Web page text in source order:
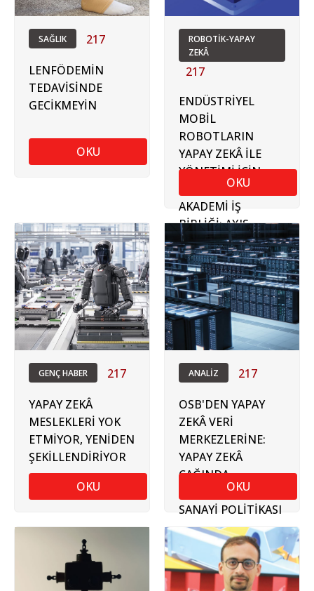
SAĞLIK 217
LENFÖDEMİN
TEDAVİSİNDE
GECİKMEYİN
OKU
ROBOTİK-YAPAY
ZEKÂ
217
ENDÜSTRİYEL
MOBİL
ROBOTLARIN
YAPAY ZEKÂ İLE
YÖNETİMİ İÇİN
SANAYİ VE
AKADEMİ İŞ
BİRLİĞİ: AXIS
PROJESİ
OKU
GENÇ HABER 217
YAPAY ZEKÂ
MESLEKLERİ YOK
ETMİYOR, YENİDEN
ŞEKİLLENDİRİYOR
OKU
ANALİZ 217
OSB'DEN YAPAY
ZEKÂ VERİ
MERKEZLERİNE:
YAPAY ZEKÂ
ÇAĞINDA
DEVLETİN YENİ
SANAYİ POLİTİKASI
OKU